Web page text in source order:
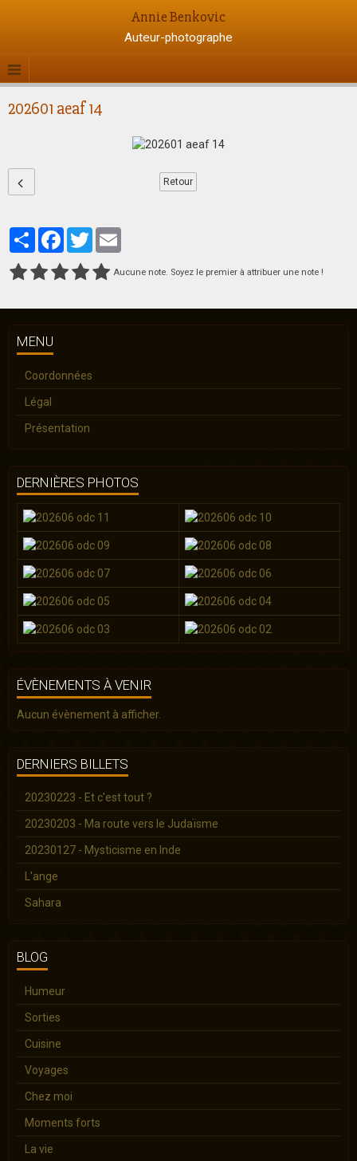
Annie Benkovic
Auteur-photographe
202601 aeaf 14
Retour
PartagerFacebook
Twitter
Aucune note. Soyez le premier à attribuer une note !
MENU
Coordonnées
Légal
Présentation
DERNIÈRES PHOTOS
ÉVÈNEMENTS À VENIR
Aucun évènement à afficher.
DERNIERS BILLETS
20230223 - Et c'est tout ?
20230203 - Ma route vers le Judaïsme
20230127 - Mysticisme en Inde
L'ange
Sahara
BLOG
Humeur
Sorties
Cuisine
Voyages
Chez moi
Moments forts
La vie